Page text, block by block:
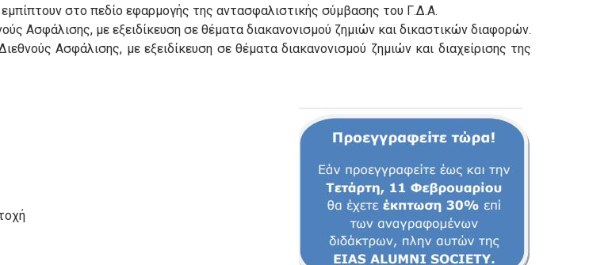
στο πεδίο εφαρμογής της αντασφαλιστικής σύμβασης του Γ.Δ.Α.
Ασφάλισης, με εξειδίκευση σε θέματα διακανονισμού ζημιών και δικαστικών διαφορών.
Ασφάλισης, με εξειδίκευση σε θέματα διακανονισμού ζημιών και διαχείρισης της
ΕΙΑΣ